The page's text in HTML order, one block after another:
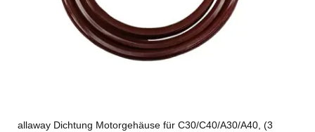
allaway Dichtung Motorgehäuse für C30/C40/A30/A40, (3